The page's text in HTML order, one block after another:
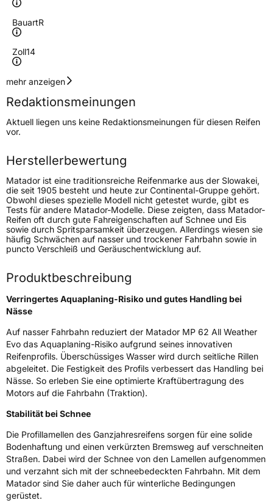
BauartR
Zoll14
Geschwindigkeitsindex
Höchstgeschwindigkeit
190 km/h
Lastindex84
Höchstlast500 kg
Gewicht (in kg)
6,82 kg
Generelle Merkmale
FahrzeugtypPKW
VerwendungGanzjahresreifen
FahrzeugartPKW & SUV
Weitere Eigenschaften
SchlauchtypTL
ZustandNeureifen
M+SJa
EffizienzD
NasshaftungC
mehr anzeigen
Redaktionsmeinungen
Aktuell liegen uns keine Redaktionsmeinungen für diesen Reifen
vor.
Herstellerbewertung
Matador ist eine traditionsreiche Reifenmarke aus der Slowakei,
die seit 1905 besteht und heute zur Continental-Gruppe gehört.
Obwohl dieses spezielle Modell nicht getestet wurde, gibt es
Tests für andere Matador-Modelle. Diese zeigten, dass Matador-
Reifen oft durch gute Fahreigenschaften auf Schnee und Eis
sowie durch Spritsparsamkeit überzeugen. Allerdings wiesen sie
häufig Schwächen auf nasser und trockener Fahrbahn sowie in
puncto Verschleiß und Geräuschentwicklung auf.
Produktbeschreibung
Verringertes Aquaplaning-Risiko und gutes Handling bei
Nässe
Auf nasser Fahrbahn reduziert der Matador MP 62 All Weather
Evo das Aquaplaning-Risiko aufgrund seines innovativen
Reifenprofils. Überschüssiges Wasser wird durch seitliche Rillen
abgeleitet. Die Festigkeit des Profils verbessert das Handling bei
Nässe. So erleben Sie eine optimierte Kraftübertragung des
Motors auf die Fahrbahn (Traktion).
Stabilität bei Schnee
Die Profillamellen des Ganzjahresreifens sorgen für eine solide
Bodenhaftung und einen verkürzten Bremsweg auf verschneiten
Straßen. Dabei wird der Schnee von den Lamellen aufgenommen
und verzahnt sich mit der schneebedeckten Fahrbahn. Mit dem
Matador sind Sie daher auch für winterliche Bedingungen
gerüstet.